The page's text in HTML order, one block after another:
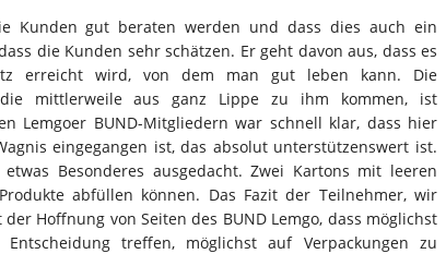
Kunden gut beraten werden und dass dies auch ein
die Kunden sehr schätzen. Er geht davon aus, dass es
erreicht wird, von dem man gut leben kann. Die
mittlerweile aus ganz Lippe zu ihm kommen, ist
Lemgoer BUND-Mitgliedern war schnell klar, dass hier
eingegangen ist, das absolut unterstützenswert ist.
Besonderes ausgedacht. Zwei Kartons mit leeren
abfüllen können. Das Fazit der Teilnehmer, wir
Hoffnung von Seiten des BUND Lemgo, dass möglichst
treffen, möglichst auf Verpackungen zu